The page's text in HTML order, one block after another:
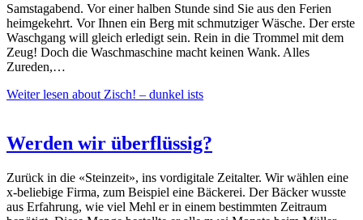
Samstagabend. Vor einer halben Stunde sind Sie aus den Ferien
heimgekehrt. Vor Ihnen ein Berg mit schmutziger Wäsche. Der erste
Waschgang will gleich erledigt sein. Rein in die Trommel mit dem
Zeug! Doch die Waschmaschine macht keinen Wank. Alles
Zureden,…
Weiter lesen about Zisch! – dunkel ists
Werden wir überflüssig?
Zurück in die «Steinzeit», ins vordigitale Zeitalter. Wir wählen eine
x-beliebige Firma, zum Beispiel eine Bäckerei. Der Bäcker wusste
aus Erfahrung, wie viel Mehl er in einem bestimmten Zeitraum